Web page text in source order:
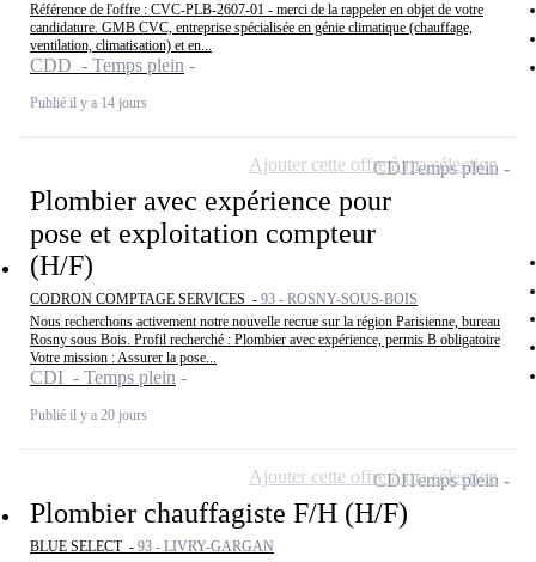
Référence de l'offre : CVC-PLB-2607-01 - merci de la rappeler en objet de votre
candidature. GMB CVC, entreprise spécialisée en génie climatique (chauffage,
ventilation, climatisation) et en...
CDD - Temps plein
Publié il y a 14 jours
Plombier avec expérience pour
pose et exploitation compteur
(H/F)
CODRON COMPTAGE SERVICES - 93 - ROSNY-SOUS-BOIS
Nous recherchons activement notre nouvelle recrue sur la région Parisienne, bureau
Rosny sous Bois. Profil recherché : Plombier avec expérience, permis B obligatoire
Votre mission : Assurer la pose...
CDI - Temps plein
Publié il y a 20 jours
CDITemps plein
Ajouter cette offre à ma sélection
Plombier chauffagiste F/H (H/F)
BLUE SELECT - 93 - LIVRY-GARGAN
CDITemps plein
Ajouter cette offre à ma sélection